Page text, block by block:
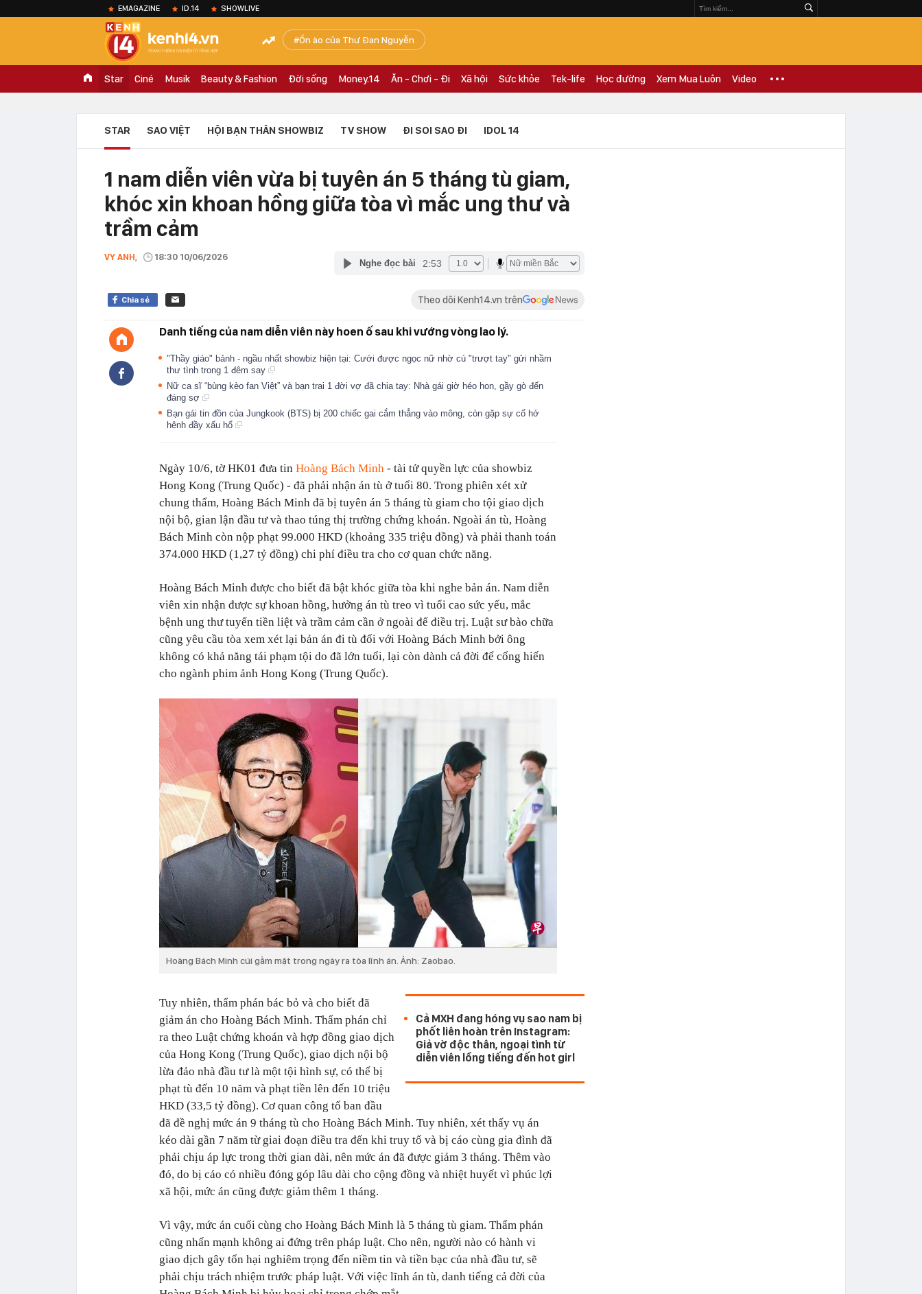
EMAGAZINE ID.14 SHOWLIVE
Ồn ào của Thư Đan Nguyễn
Star Ciné Musik Beauty & Fashion Đời sống Money.14 Ăn - Chơi - Đi Xã hội Sức khỏe Tek-life Học đường Xem Mua Luôn Video
STAR SAO VIỆT HỘI BẠN THÂN SHOWBIZ TV SHOW ĐI SOI SAO ĐI IDOL 14
1 nam diễn viên vừa bị tuyên án 5 tháng tù giam,
khóc xin khoan hồng giữa tòa vì mắc ung thư và
trầm cảm
VY ANH, 18:30 10/06/2026
Nghe đọc bài 2:53
Chia sẻ Theo dõi Kenh14.vn trên
Danh tiếng của nam diễn viên này hoen ố sau khi vướng vòng lao lý.
"Thầy giáo" bảnh - ngầu nhất showbiz hiện tại: Cưới được ngọc nữ nhờ cú "trượt tay" gửi nhầm
thư tình trong 1 đêm say
Nữ ca sĩ “bùng kèo fan Việt” và bạn trai 1 đời vợ đã chia tay: Nhà gái giờ héo hon, gầy gò đến
đáng sợ
Bạn gái tin đồn của Jungkook (BTS) bị 200 chiếc gai cắm thẳng vào mông, còn gặp sự cố hớ
hênh đầy xấu hổ
Ngày 10/6, tờ HK01 đưa tin Hoàng Bách Minh - tài tử quyền lực của showbiz
Hong Kong (Trung Quốc) - đã phải nhận án tù ở tuổi 80. Trong phiên xét xử
chung thẩm, Hoàng Bách Minh đã bị tuyên án 5 tháng tù giam cho tội giao dịch
nội bộ, gian lận đầu tư và thao túng thị trường chứng khoán. Ngoài án tù, Hoàng
Bách Minh còn nộp phạt 99.000 HKD (khoảng 335 triệu đồng) và phải thanh toán
374.000 HKD (1,27 tỷ đồng) chi phí điều tra cho cơ quan chức năng.
Hoàng Bách Minh được cho biết đã bật khóc giữa tòa khi nghe bản án. Nam diễn
viên xin nhận được sự khoan hồng, hưởng án tù treo vì tuổi cao sức yếu, mắc
bệnh ung thư tuyến tiền liệt và trầm cảm cần ở ngoài để điều trị. Luật sư bào chữa
cũng yêu cầu tòa xem xét lại bản án đi tù đối với Hoàng Bách Minh bởi ông
không có khả năng tái phạm tội do đã lớn tuổi, lại còn dành cả đời để cống hiến
cho ngành phim ảnh Hong Kong (Trung Quốc).
Hoàng Bách Minh cúi gằm mặt trong ngày ra tòa lĩnh án. Ảnh: Zaobao.
Cả MXH đang hóng vụ sao nam bị
phốt liên hoàn trên Instagram:
Giả vờ độc thân, ngoại tình từ
diễn viên lồng tiếng đến hot girl
Tuy nhiên, thẩm phán bác bỏ và cho biết đã
giảm án cho Hoàng Bách Minh. Thẩm phán chỉ
ra theo Luật chứng khoán và hợp đồng giao dịch
của Hong Kong (Trung Quốc), giao dịch nội bộ
lừa đảo nhà đầu tư là một tội hình sự, có thể bị
phạt tù đến 10 năm và phạt tiền lên đến 10 triệu
HKD (33,5 tỷ đồng). Cơ quan công tố ban đầu
đã đề nghị mức án 9 tháng tù cho Hoàng Bách Minh. Tuy nhiên, xét thấy vụ án
kéo dài gần 7 năm từ giai đoạn điều tra đến khi truy tố và bị cáo cùng gia đình đã
phải chịu áp lực trong thời gian dài, nên mức án đã được giảm 3 tháng. Thêm vào
đó, do bị cáo có nhiều đóng góp lâu dài cho cộng đồng và nhiệt huyết vì phúc lợi
xã hội, mức án cũng được giảm thêm 1 tháng.
Vì vậy, mức án cuối cùng cho Hoàng Bách Minh là 5 tháng tù giam. Thẩm phán
cũng nhấn mạnh không ai đứng trên pháp luật. Cho nên, người nào có hành vi
giao dịch gây tổn hại nghiêm trọng đến niềm tin và tiền bạc của nhà đầu tư, sẽ
phải chịu trách nhiệm trước pháp luật. Với việc lĩnh án tù, danh tiếng cả đời của